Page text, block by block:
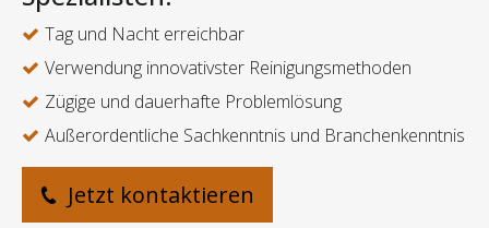
Tag und Nacht erreichbar
Verwendung innovativster Reinigungsmethoden
Zügige und dauerhafte Problemlösung
Außerordentliche Sachkenntnis und Branchenkenntnis
Jetzt kontaktieren